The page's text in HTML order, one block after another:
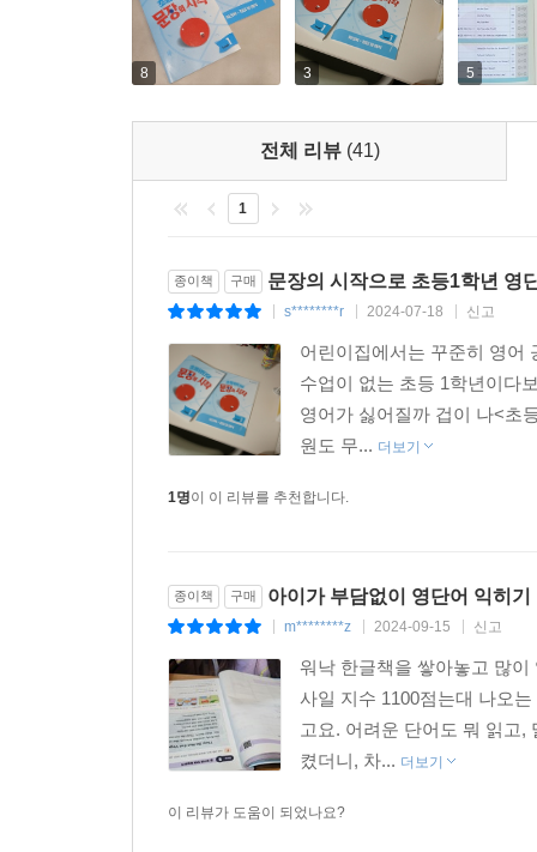
8 3 5
전체 리뷰 (41)
1
종이책 구매 문장의 시작으로 초등1학년 영
s********r 2024-07-18 신고
어린이집에서는 꾸준히 영어
수업이 없는 초등 1학년이다
영어가 싫어질까 겁이 나<초
원도 무... 더보기
1명이 이 리뷰를 추천합니다.
종이책 구매 아이가 부담없이 영단어 익히
m********z 2024-09-15 신고
워낙 한글책을 쌓아놓고 많
사일 지수 1100점는대 나오
고요. 어려운 단어도 뭐 읽고,
켰더니, 차... 더보기
이 리뷰가 도움이 되었나요?